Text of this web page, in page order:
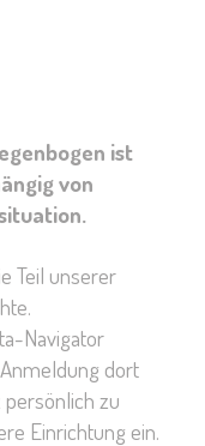
ist
von
Teil unserer
Navigator
dort
persönlich zu
Einrichtung ein.